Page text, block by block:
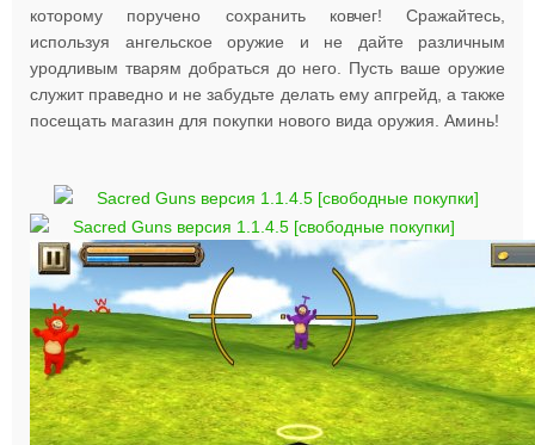
которому поручено сохранить ковчег! Сражайтесь,
используя ангельское оружие и не дайте различным
уродливым тварям добраться до него. Пусть ваше оружие
служит праведно и не забудьте делать ему апгрейд, а также
посещать магазин для покупки нового вида оружия. Аминь!